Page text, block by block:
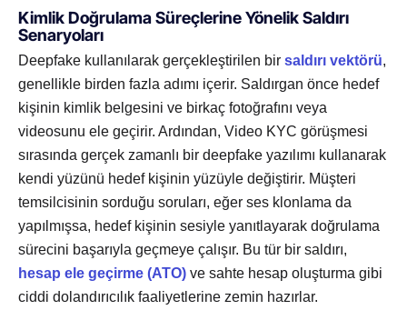
Kimlik Doğrulama Süreçlerine Yönelik Saldırı
Senaryoları
Deepfake kullanılarak gerçekleştirilen bir saldırı vektörü,
genellikle birden fazla adımı içerir. Saldırgan önce hedef
kişinin kimlik belgesini ve birkaç fotoğrafını veya
videosunu ele geçirir. Ardından, Video KYC görüşmesi
sırasında gerçek zamanlı bir deepfake yazılımı kullanarak
kendi yüzünü hedef kişinin yüzüyle değiştirir. Müşteri
temsilcisinin sorduğu soruları, eğer ses klonlama da
yapılmışsa, hedef kişinin sesiyle yanıtlayarak doğrulama
sürecini başarıyla geçmeye çalışır. Bu tür bir saldırı,
hesap ele geçirme (ATO) ve sahte hesap oluşturma gibi
ciddi dolandırıcılık faaliyetlerine zemin hazırlar.